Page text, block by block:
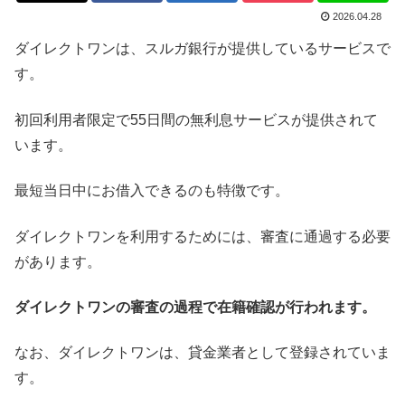
2026.04.28
ダイレクトワンは、スルガ銀行が提供しているサービスで
す。
初回利用者限定で55日間の無利息サービスが提供されて
います。
最短当日中にお借入できるのも特徴です。
ダイレクトワンを利用するためには、審査に通過する必要
があります。
ダイレクトワンの審査の過程で在籍確認が行われます。
なお、ダイレクトワンは、貸金業者として登録されていま
す。